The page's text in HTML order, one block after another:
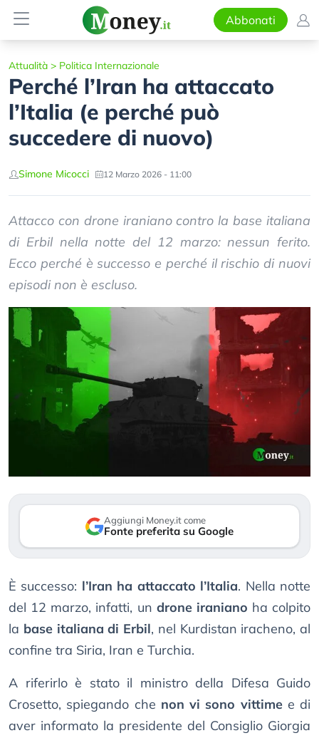
Abbonati
Attualità > Politica Internazionale
Perché l’Iran ha attaccato
l’Italia (e perché può
succedere di nuovo)
Simone Micocci 12 Marzo 2026 - 11:00
Attacco con drone iraniano contro la base italiana
di Erbil nella notte del 12 marzo: nessun ferito.
Ecco perché è successo e perché il rischio di nuovi
episodi non è escluso.
Aggiungi Money.it come
Fonte preferita su Google
È successo: l’Iran ha attaccato l’Italia. Nella notte
del 12 marzo, infatti, un drone iraniano ha colpito
la base italiana di Erbil, nel Kurdistan iracheno, al
confine tra Siria, Iran e Turchia.
A riferirlo è stato il ministro della Difesa Guido
Crosetto, spiegando che non vi sono vittimee di
aver informato la presidente del Consiglio Giorgia